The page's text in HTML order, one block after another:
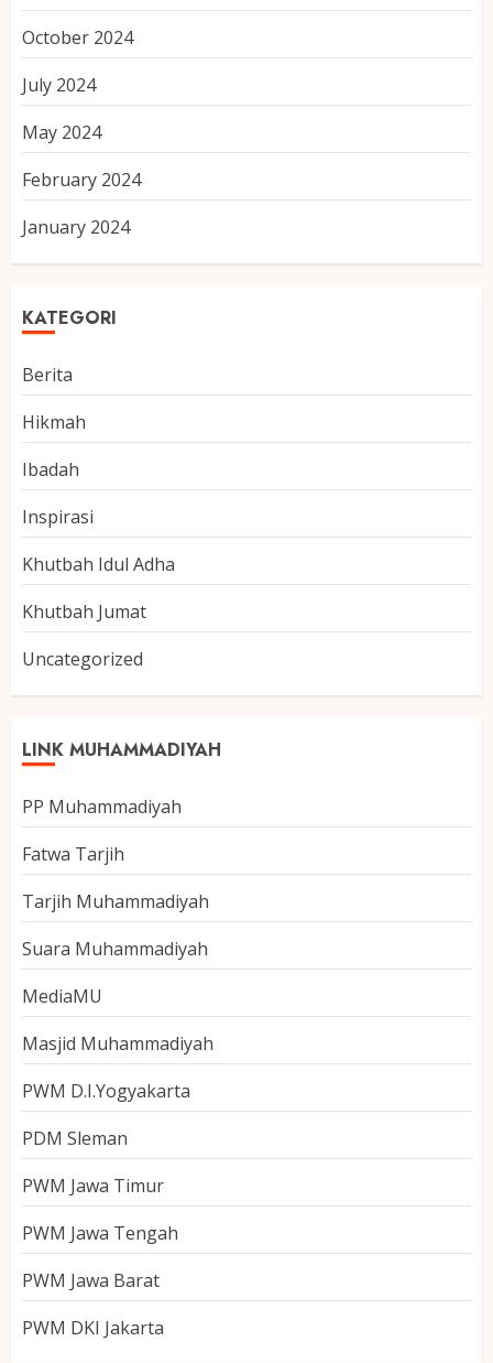
October 2024
July 2024
May 2024
February 2024
January 2024
KATEGORI
Berita
Hikmah
Ibadah
Inspirasi
Khutbah Idul Adha
Khutbah Jumat
Uncategorized
LINK MUHAMMADIYAH
PP Muhammadiyah
Fatwa Tarjih
Tarjih Muhammadiyah
Suara Muhammadiyah
MediaMU
Masjid Muhammadiyah
PWM D.I.Yogyakarta
PDM Sleman
PWM Jawa Timur
PWM Jawa Tengah
PWM Jawa Barat
PWM DKI Jakarta